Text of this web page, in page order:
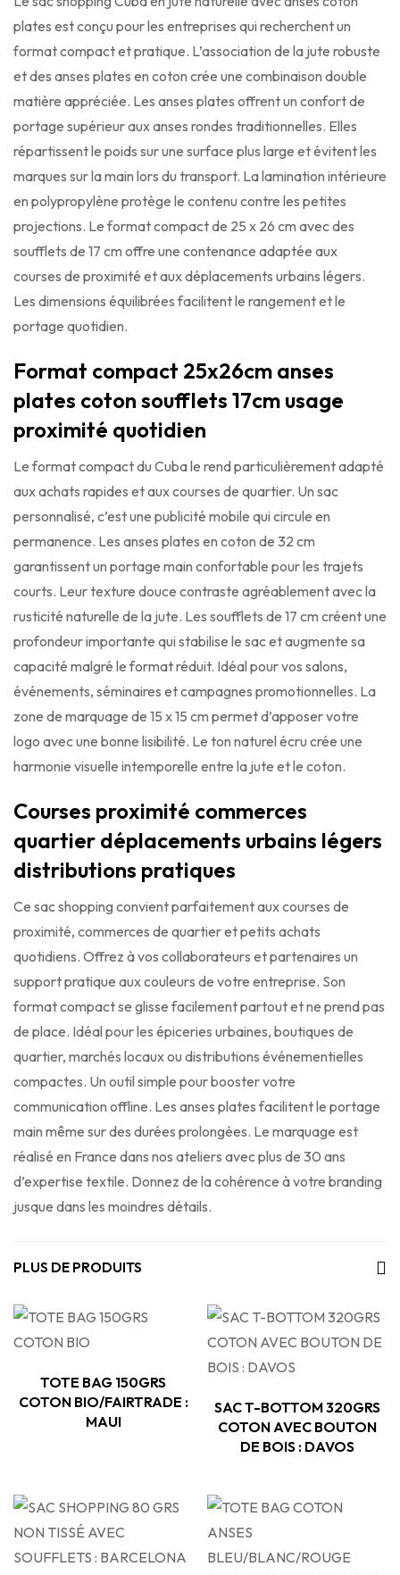
plates est conçu pour les entreprises qui recherchent un
format compact et pratique. L’association de la jute robuste
et des anses plates en coton crée une combinaison double
matière appréciée. Les anses plates offrent un confort de
portage supérieur aux anses rondes traditionnelles. Elles
répartissent le poids sur une surface plus large et évitent les
marques sur la main lors du transport. La lamination intérieure
en polypropylène protège le contenu contre les petites
projections. Le format compact de 25 x 26 cm avec des
soufflets de 17 cm offre une contenance adaptée aux
courses de proximité et aux déplacements urbains légers.
Les dimensions équilibrées facilitent le rangement et le
portage quotidien.
Format compact 25x26cm anses
plates coton soufflets 17cm usage
proximité quotidien
Le format compact du Cuba le rend particulièrement adapté
aux achats rapides et aux courses de quartier. Un sac
personnalisé, c’est une publicité mobile qui circule en
permanence. Les anses plates en coton de 32 cm
garantissent un portage main confortable pour les trajets
courts. Leur texture douce contraste agréablement avec la
rusticité naturelle de la jute. Les soufflets de 17 cm créent une
profondeur importante qui stabilise le sac et augmente sa
capacité malgré le format réduit. Idéal pour vos salons,
événements, séminaires et campagnes promotionnelles. La
zone de marquage de 15 x 15 cm permet d’apposer votre
logo avec une bonne lisibilité. Le ton naturel écru crée une
harmonie visuelle intemporelle entre la jute et le coton.
Courses proximité commerces
quartier déplacements urbains légers
distributions pratiques
Ce sac shopping convient parfaitement aux courses de
proximité, commerces de quartier et petits achats
quotidiens. Offrez à vos collaborateurs et partenaires un
support pratique aux couleurs de votre entreprise. Son
format compact se glisse facilement partout et ne prend pas
de place. Idéal pour les épiceries urbaines, boutiques de
quartier, marchés locaux ou distributions événementielles
compactes. Un outil simple pour booster votre
communication offline. Les anses plates facilitent le portage
main même sur des durées prolongées. Le marquage est
réalisé en France dans nos ateliers avec plus de 30 ans
d’expertise textile. Donnez de la cohérence à votre branding
jusque dans les moindres détails.
PLUS DE PRODUITS
TOTE BAG 150GRS
COTON BIO/FAIRTRADE :
MAUI
SAC T-BOTTOM 320GRS
COTON AVEC BOUTON
DE BOIS : DAVOS